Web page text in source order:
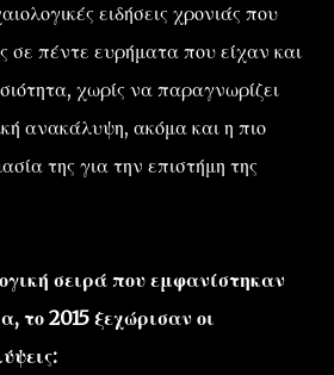
ειδήσεις χρονιάς που
σε πέντε ευρήματα που είχαν και
χωρίς να παραγνωρίζει
ανακάλυψη, ακόμα και η πιο
της για την επιστήμη της
σειρά που εμφανίστηκαν
το 2015 ξεχώρισαν οι